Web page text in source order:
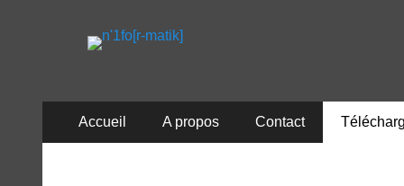
n'1fo[r-matik]
Pour les nymphos d'infos en info…
Menu
principal
Accueil A propos Contact